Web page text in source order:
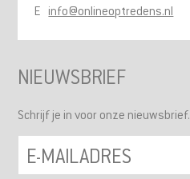
E info@onlineoptredens.nl
NIEUWSBRIEF
Schrijf je in voor onze nieuwsbrief.